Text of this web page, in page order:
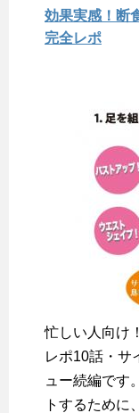
効果実感！断
完全レポ
忙しい人向け
レポ10話・サ
ュー続編です
トするために